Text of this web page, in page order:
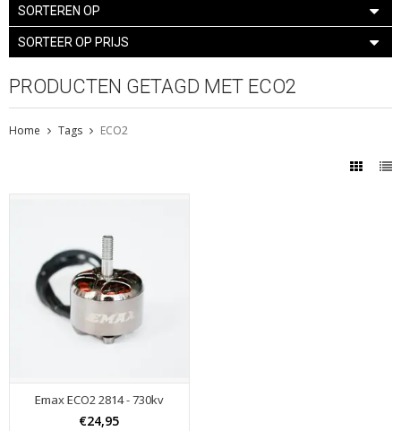
SORTEREN OP
SORTEER OP PRIJS
PRODUCTEN GETAGD MET ECO2
Home Tags ECO2
Emax ECO2 2814 - 730kv
€24,95